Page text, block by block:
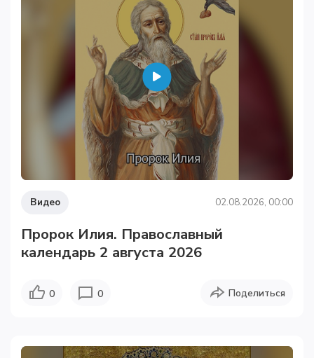
Видео 02.08.2026, 00:00
Пророк Илия. Православный
календарь 2 августа 2026
0 0 Поделиться